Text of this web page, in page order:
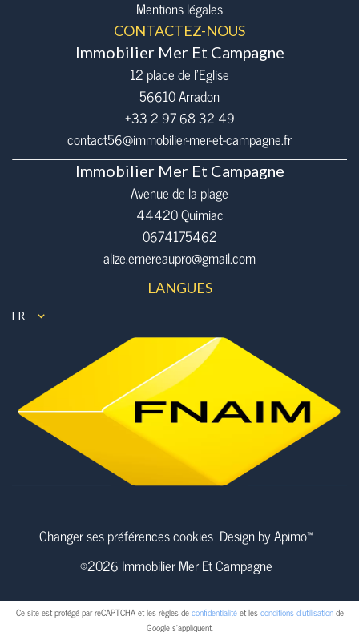
Mentions légales
CONTACTEZ-NOUS
Immobilier Mer Et Campagne
12 place de l’Eglise
56610Arradon
+33 2 97 68 32 49
contact56@immobilier-mer-et-campagne.fr
Immobilier Mer Et Campagne
Avenue de la plage
44420 Quimiac
0674175462
alize.emereaupro@gmail.com
LANGUES
FR
Changer ses préférences cookies Design byApimo™
©2026 Immobilier Mer Et Campagne
Ce site est protégé par reCAPTCHA et les règles deconfidentialitéet lesconditions d'utilisationde
Google s'appliquent.